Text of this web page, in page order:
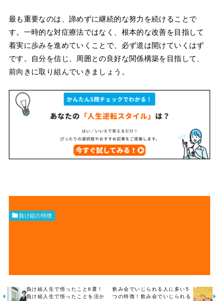
最も重要なのは、諦めずに継続的な努力を続けることで
す。一時的な対症療法ではなく、根本的な改善を目指して
着実に歩みを進めていくことで、必ず道は開けていくはず
です。自分を信じ、周囲との良好な関係構築を目指して、
前向きに取り組んでいきましょう。
負け組の特徴
負け組人生で悟ったこと6選！
負け組人生で悟ったことを活か
飲み会でいじられる人に多い5
つの特徴！飲み会でいじられる